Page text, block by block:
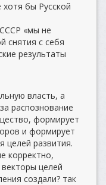
хотя бы Русской
«мы не
снятия с себя
результаты
власть, а
распознование
формирует
и формирует
целей развития.
корректно,
целей
создали? так